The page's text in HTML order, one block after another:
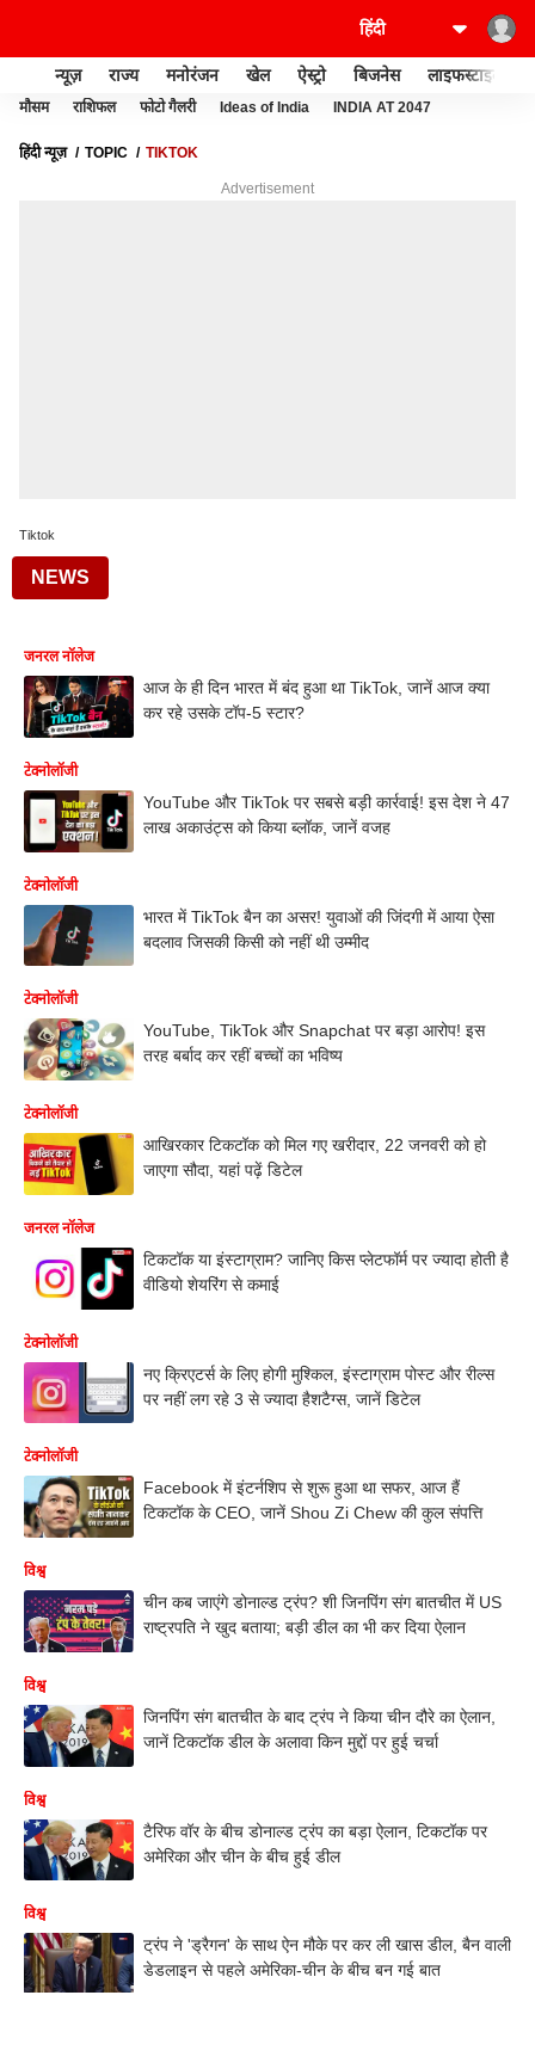
न्यूज़ राज्य मनोरंजन खेल ऐस्ट्रो बिजनेस लाइफस्टाइल
मौसम राशिफल फोटो गैलरी Ideas of India INDIA AT 2047
हिंदी न्यूज़ TOPIC TIKTOK
Advertisement
Tiktok
NEWS
जनरल नॉलेज
आज के ही दिन भारत में बंद हुआ था TikTok, जानें आज क्या
कर रहे उसके टॉप-5 स्टार?
टेक्नोलॉजी
YouTube और TikTok पर सबसे बड़ी कार्रवाई! इस देश ने 47
लाख अकाउंट्स को किया ब्लॉक, जानें वजह
टेक्नोलॉजी
भारत में TikTok बैन का असर! युवाओं की जिंदगी में आया ऐसा
बदलाव जिसकी किसी को नहीं थी उम्मीद
टेक्नोलॉजी
YouTube, TikTok और Snapchat पर बड़ा आरोप! इस
तरह बर्बाद कर रहीं बच्चों का भविष्य
टेक्नोलॉजी
आखिरकार टिकटॉक को मिल गए खरीदार, 22 जनवरी को हो
जाएगा सौदा, यहां पढ़ें डिटेल
जनरल नॉलेज
टिकटॉक या इंस्टाग्राम? जानिए किस प्लेटफॉर्म पर ज्यादा होती है
वीडियो शेयरिंग से कमाई
टेक्नोलॉजी
नए क्रिएटर्स के लिए होगी मुश्किल, इंस्टाग्राम पोस्ट और रील्स
पर नहीं लग रहे 3 से ज्यादा हैशटैग्स, जानें डिटेल
टेक्नोलॉजी
Facebook में इंटर्नशिप से शुरू हुआ था सफर, आज हैं
टिकटॉक के CEO, जानें Shou Zi Chew की कुल संपत्ति
विश्व
चीन कब जाएंगे डोनाल्ड ट्रंप? शी जिनपिंग संग बातचीत में US
राष्ट्रपति ने खुद बताया; बड़ी डील का भी कर दिया ऐलान
विश्व
जिनपिंग संग बातचीत के बाद ट्रंप ने किया चीन दौरे का ऐलान,
जानें टिकटॉक डील के अलावा किन मुद्दों पर हुई चर्चा
विश्व
टैरिफ वॉर के बीच डोनाल्ड ट्रंप का बड़ा ऐलान, टिकटॉक पर
अमेरिका और चीन के बीच हुई डील
विश्व
ट्रंप ने 'ड्रैगन' के साथ ऐन मौके पर कर ली खास डील, बैन वाली
डेडलाइन से पहले अमेरिका-चीन के बीच बन गई बात